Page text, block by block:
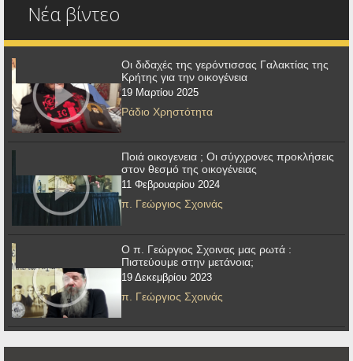
Νέα βίντεο
Οι διδαχές της γερόντισσας Γαλακτίας της
Κρήτης για την οικογένεια
19 Μαρτίου 2025
Ράδιο Χρηστότητα
Ποιά οικογενεια ; Οι σύγχρονες προκλήσεις
στον θεσμό της οικογένειας
11 Φεβρουαρίου 2024
π. Γεώργιος Σχοινάς
Ο π. Γεώργιος Σχοινας μας ρωτά :
Πιστεύουμε στην μετάνοια;
19 Δεκεμβρίου 2023
π. Γεώργιος Σχοινάς